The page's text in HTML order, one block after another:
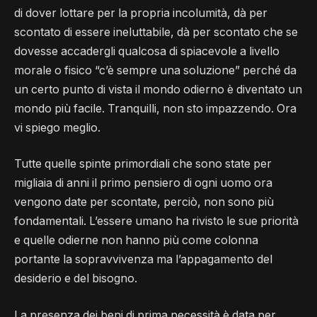
di dover lottare per la propria incolumità, dà per
scontato di essere ineluttabile, dà per scontato che se
dovesse accadergli qualcosa di spiacevole a livello
morale o fisico “c’è sempre una soluzione” perché da
un certo punto di vista il mondo odierno è diventato un
mondo più facile. Tranquilli, non sto impazzendo. Ora
vi spiego meglio.
Tutte quelle spinte primordiali che sono state per
migliaia di anni il primo pensiero di ogni uomo ora
vengono date per scontate, perciò, non sono più
fondamentali. L’essere umano ha rivisto le sue priorità
e quelle odierne non hanno più come colonna
portante la sopravvivenza ma l’appagamento del
desiderio e del bisogno.